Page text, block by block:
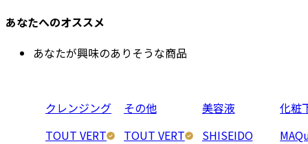
あなたへのオススメ
あなたが興味のありそうな商品
クレンジング
TOUT VERT
その他
TOUT VERT
美容液
SHISEIDO
化粧